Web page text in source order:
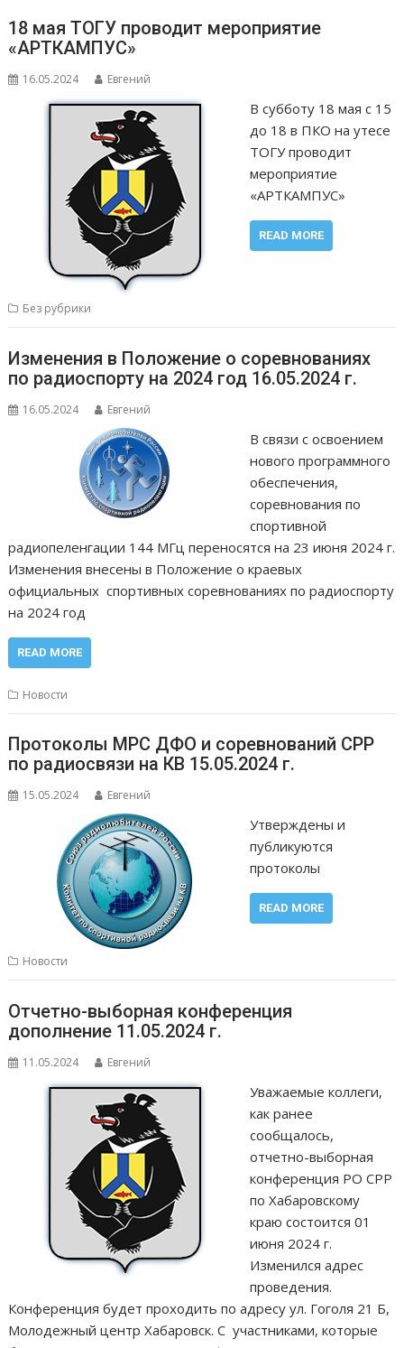
18 мая ТОГУ проводит мероприятие
«АРТКАМПУС»
16.05.2024 Евгений
В субботу 18 мая с 15
до 18 в ПКО на утесе
ТОГУ проводит
мероприятие
«АРТКАМПУС»
READ MORE
Без рубрики
Изменения в Положение о соревнованиях
по радиоспорту на 2024 год 16.05.2024 г.
16.05.2024 Евгений
В связи с освоением
нового программного
обеспечения,
соревнования по
спортивной
радиопеленгации 144 МГц переносятся на 23 июня 2024 г.
Изменения внесены в Положение о краевых
официальных спортивных соревнованиях по радиоспорту
на 2024 год
READ MORE
Новости
Протоколы МРС ДФО и соревнований СРР
по радиосвязи на КВ 15.05.2024 г.
15.05.2024 Евгений
Утверждены и
публикуются
протоколы
READ MORE
Новости
Отчетно-выборная конференция
дополнение 11.05.2024 г.
11.05.2024 Евгений
Уважаемые коллеги,
как ранее
сообщалось,
отчетно-выборная
конференция РО СРР
по Хабаровскому
краю состоится 01
июня 2024 г.
Изменился адрес
проведения.
Конференция будет проходить по адресу ул. Гоголя 21 Б,
Молодежный центр Хабаровск. С участниками, которые